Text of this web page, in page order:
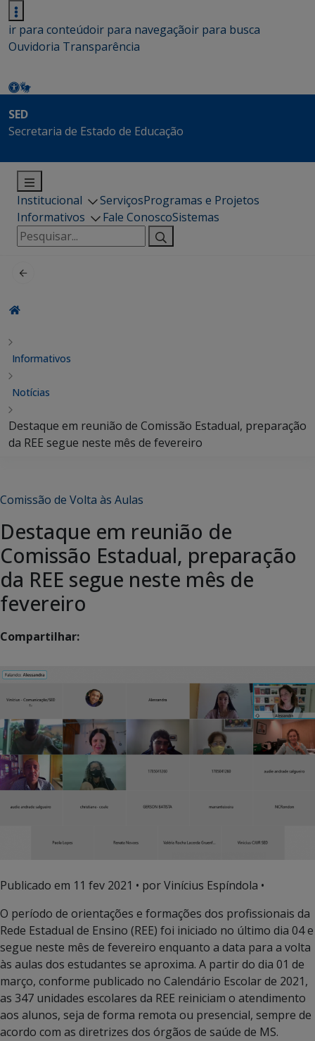
ir para conteúdoir para navegaçãoir para busca
Ouvidoria Transparência
SED
Secretaria de Estado de Educação
Institucional ServiçosProgramas e Projetos
Informativos
Fale ConoscoSistemas
Pesquisar
por:
Informativos
Notícias
Destaque em reunião de Comissão Estadual, preparação
da REE segue neste mês de fevereiro
Comissão de Volta às Aulas
Destaque em reunião de
Comissão Estadual, preparação
da REE segue neste mês de
fevereiro
Compartilhar:
Publicado em 11 fev 2021 • por Vinícius Espíndola •
O período de orientações e formações dos profissionais da
Rede Estadual de Ensino (REE) foi iniciado no último dia 04 e
segue neste mês de fevereiro enquanto a data para a volta
às aulas dos estudantes se aproxima. A partir do dia 01 de
março, conforme publicado no Calendário Escolar de 2021,
as 347 unidades escolares da REE reiniciam o atendimento
aos alunos, seja de forma remota ou presencial, sempre de
acordo com as diretrizes dos órgãos de saúde de MS.